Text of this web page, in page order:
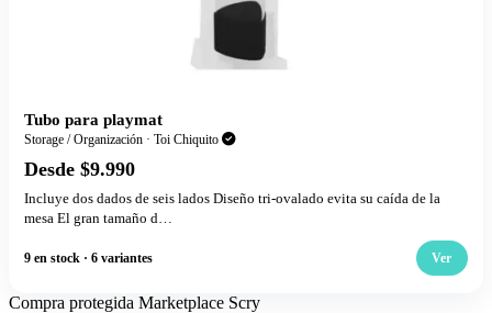
Tubo para playmat
Storage / Organización · Toi Chiquito
Desde $9.990
Incluye dos dados de seis lados Diseño tri-ovalado evita su caída de la
mesa El gran tamaño d…
9 en stock · 6 variantes Ver
Compra protegida Marketplace Scry